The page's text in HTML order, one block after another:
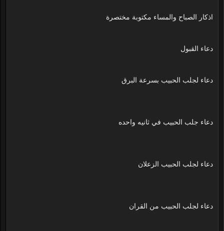
اذكار الصباح والمساء مكتوبة مختصرة
دعاء القبول
دعاء لجلب الحبيب بسرعة البرق
دعاء جلب الحبيب في ثانيه واحده
دعاء لجلب الحبيب الزعلان
دعاء لجلب الحبيب من القران